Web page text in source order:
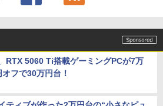
RTX 5060 Ti搭載ゲーミングPCが7万
フで30万円台！